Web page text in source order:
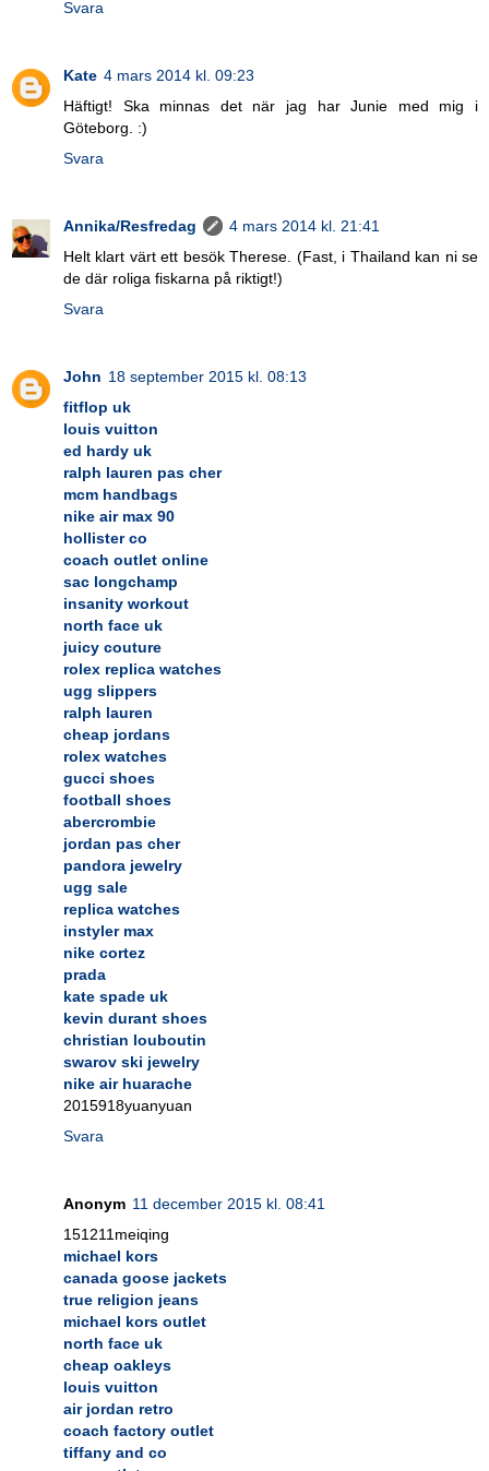
Svara
Kate 4 mars 2014 kl. 09:23
Häftigt! Ska minnas det när jag har Junie med mig i
Göteborg. :)
Svara
Annika/Resfredag
4 mars 2014 kl. 21:41
Helt klart värt ett besök Therese. (Fast, i Thailand kan ni se
de där roliga fiskarna på riktigt!)
Svara
John 18 september 2015 kl. 08:13
fitflop uk
louis vuitton
ed hardy uk
ralph lauren pas cher
mcm handbags
nike air max 90
hollister co
coach outlet online
sac longchamp
insanity workout
north face uk
juicy couture
rolex replica watches
ugg slippers
ralph lauren
cheap jordans
rolex watches
gucci shoes
football shoes
abercrombie
jordan pas cher
pandora jewelry
ugg sale
replica watches
instyler max
nike cortez
prada
kate spade uk
kevin durant shoes
christian louboutin
swarov ski jewelry
nike air huarache
2015918yuanyuan
Svara
Anonym 11 december 2015 kl. 08:41
151211meiqing
michael kors
canada goose jackets
true religion jeans
michael kors outlet
north face uk
cheap oakleys
louis vuitton
air jordan retro
coach factory outlet
tiffany and co